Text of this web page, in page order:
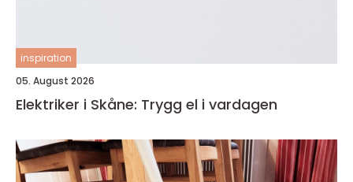
inspiration
05. August 2026
Elektriker i Skåne: Trygg el i vardagen